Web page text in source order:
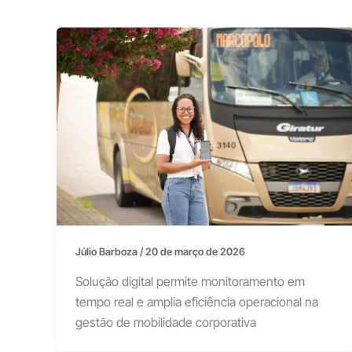
Júlio Barboza/20 de março de 2026
Solução digital permite monitoramento em
tempo real e amplia eficiência operacional na
gestão de mobilidade corporativa